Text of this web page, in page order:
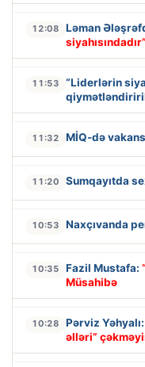
12:08 Ləman
siyahısındadır”
11:53
“Liderlərin
11:32 MİQ-də
11:20 Sumqayıtda
10:53 Naxçıvanda
10:35 Fazil Mustafa:
Müsahibə
10:28 Pərviz Yəhyalı:
əlləri”